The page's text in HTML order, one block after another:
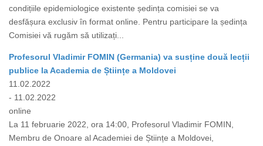
condițiile epidemiologice existente ședința comisiei se va
desfășura exclusiv în format online. Pentru participare la ședința
Comisiei vă rugăm să utilizați...
Profesorul Vladimir FOMIN (Germania) va susține două lecții
publice la Academia de Științe a Moldovei
11.02.2022
- 11.02.2022
online
La 11 februarie 2022, ora 14:00, Profesorul Vladimir FOMIN,
Membru de Onoare al Academiei de Științe a Moldovei,